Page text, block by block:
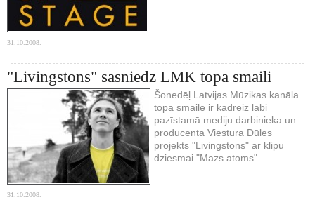
31.10.2008.
"Livingstons" sasniedz LMK topa smaili
Šonedēļ Latvijas Mūzikas kanāla
topa smailē ir kādreiz labi
pazīstamā mediju darbinieka un
producenta Viestura Dūles
projekts "Livingstons" ar klipu
dziesmai "Mazs atoms".
31.10.2008.